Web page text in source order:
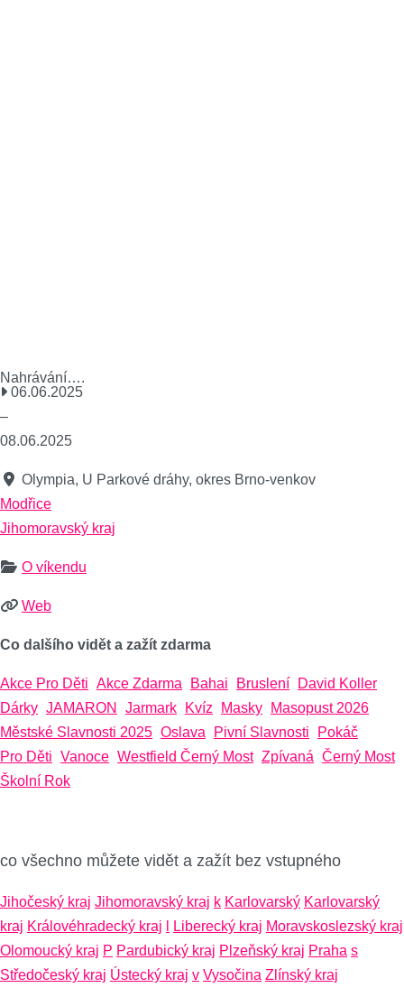
Nahrávání….
06.06.2025
–
08.06.2025
Olympia, U Parkové dráhy, okres Brno-venkov
Modřice
Jihomoravský kraj
O víkendu
Web
Co dalšího vidět a zažít zdarma
Akce Pro Děti Akce Zdarma Bahai Bruslení
David Koller
Dárky JAMARON Jarmark Kvíz Masky
Masopust 2026
Městské Slavnosti 2025 Oslava Pivní Slavnosti
Pokáč
Pro Děti Vanoce Westfield Černý Most Zpívaná Černý Most
Školní Rok
co všechno můžete vidět a zažít bez vstupného
Jihočeský kraj Jihomoravský kraj k Karlovarský Karlovarský
kraj Královéhradecký kraj Liberecký kraj Moravskoslezský kraj
Olomoucký kraj P Pardubický kraj Plzeňský kraj Praha s
Středočeský kraj Ústecký kraj v Vysočina Zlínský kraj